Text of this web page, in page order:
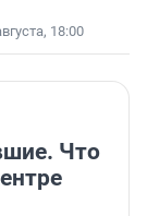
18:00
Что